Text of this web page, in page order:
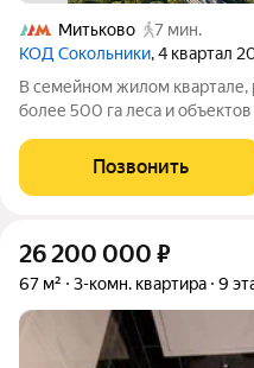
Митьково
7 мин.
КОД Сокольники, 4 квартал
В семейном жилом
более 500 га леса и
отделки. Квартира
корпуса 2.1 жилого квартала
Позвонить
26 200 000 ₽
67 м² 3-комн. квартира 9